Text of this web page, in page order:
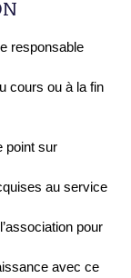
responsable
cours ou à la fin
point sur
au service
pour
avec ce